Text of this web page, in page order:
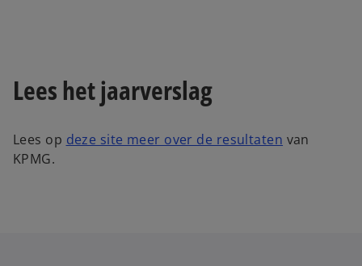
Lees het jaarverslag
Lees op deze site meer over de resultaten o
van
KPMG.